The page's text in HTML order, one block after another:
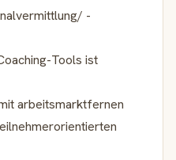
-
Tools ist
arbeitsmarktfernen